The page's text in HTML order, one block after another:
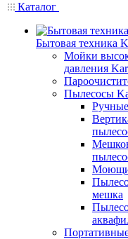
Каталог
Бытовая техника
Мойки
давления
Пылесосы
мешка